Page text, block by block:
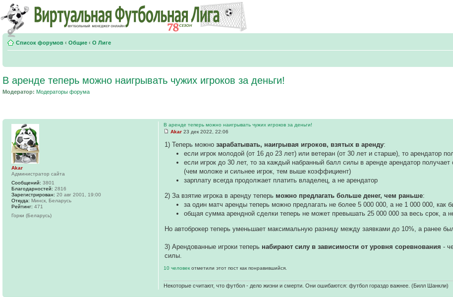
Список форумов ‹ Общие ‹ О Лиге
В аренде теперь можно наигрывать чужих игроков за деньги!
Модератор: Модераторы форума
В аренде теперь можно наигрывать чужих игроков за деньги!
Akar 23 дек 2022, 22:06
1) Теперь можнозарабатывать, наигрывая игроков, взятых в аренду:
если игрок молодой (от 16 до 23 лет) или ветеран (от 30 лет и старше), то арендатор
если игрок до 30 лет, то за каждый набранный балл силы в аренде арендатор
(чем моложе и сильнее игрок, тем выше коэффициент)
зарплату всегда продолжает платить владелец, а не арендатор
2) За взятие игрока в аренду теперь можно предлагать больше денег, чем раньше:
за один матч аренды теперь можно предлагать не более 5 000 000, а не 1 000 000, как
общая сумма арендной сделки теперь не может превышать 25 000 000 за весь срок, а
Но автоброкер теперь уменьшает максимальную разницу между заявками до 10%, а ранее
3) Арендованные игроки теперь набирают силу в зависимости от уровня соревнования -
силы.
10 человекотметили этот пост как понравившийся.
Некоторые считают, что футбол - дело жизни и смерти. Они ошибаются: футбол гораздо важнее. (Билл Шанкли)
Akar
Администратор сайта
Сообщений: 3801
Благодарностей: 2816
Зарегистрирован: 20 авг 2001, 19:00
Откуда: Минск, Беларусь
Рейтинг: 471
Горки (Беларусь)